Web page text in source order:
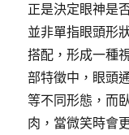
正是決定眼神是
並非單指眼頭形
搭配，形成一種
部特徵中，眼頭
等不同形態，而
肉，當微笑時會